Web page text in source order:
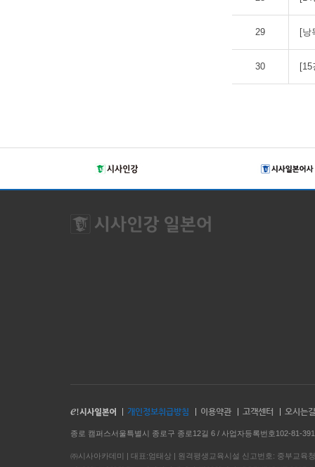
개인정보취급방침 이용약관 고객센터 오시는길
종로 캠퍼스서울특별시 종로구 종로12길 6 / 사업자등록번호102-81-
㈜시사아카데미 | 대표:엄태상 | 원격평생교육시설 신고번호: 중부교육